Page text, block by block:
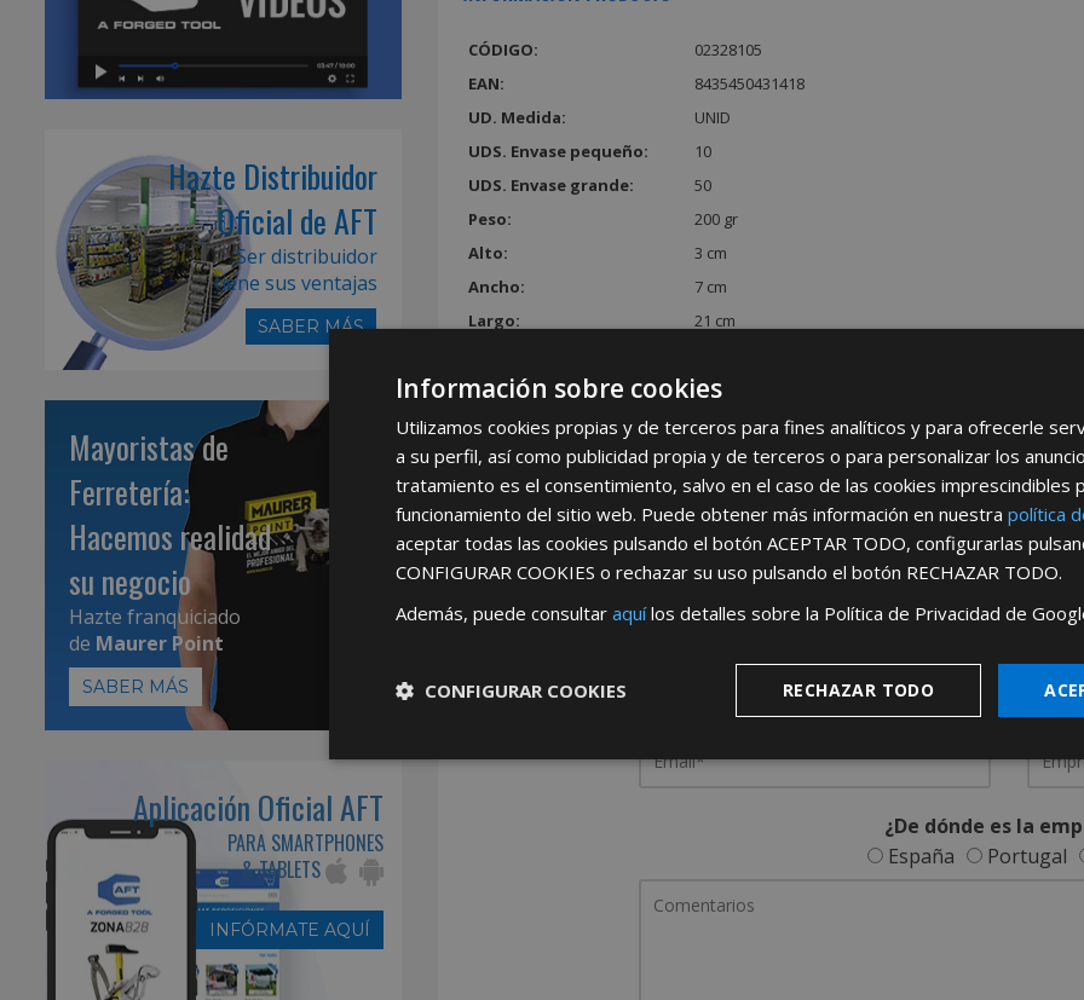
CÓDIGO:
02328105
EAN:
8435450431418
UD. Medida:
UNID
UDS. Envase pequeño:
10
UDS. Envase grande:
50
Peso:
200 gr
Alto:
3 cm
Ancho:
7 cm
Largo:
21 cm
REGÍSTRATE PARA HACERTE
Desdeaquípodrá ver todas las
Rellene este formulario y nos pondremos en contacto
¿De dónde es la
España
Portugal
Hazte Distribuidor
Oficial de AFT
Ser distribuidor
tiene sus ventajas
SABER MÁS
Mayoristas de
Ferretería:
Hacemos realidad
su negocio
Hazte franquiciado
de Maurer Point
SABER MÁS
Aplicación Oficial AFT
PARA SMARTPHONES
& TABLETS
INFÓRMATE AQUÍ
Información sobre cookies
Utilizamos cookies propias y de terceros para fines analíticos y para ofrecerle
a su perfil, así como publicidad propia y de terceros o para personalizar los
tratamiento es el consentimiento, salvo en el caso de las cookies imprescindibles
funcionamiento del sitio web. Puede obtener más información en nuestra política
aceptar todas las cookies pulsando el botón ACEPTAR TODO, configurarlas
CONFIGURAR COOKIES o rechazar su uso pulsando el botón RECHAZAR TODO.
Además, puede consultar aquílos detalles sobre la Política de Privacidad de
RECHAZAR TODO
CONFIGURAR COOKIES